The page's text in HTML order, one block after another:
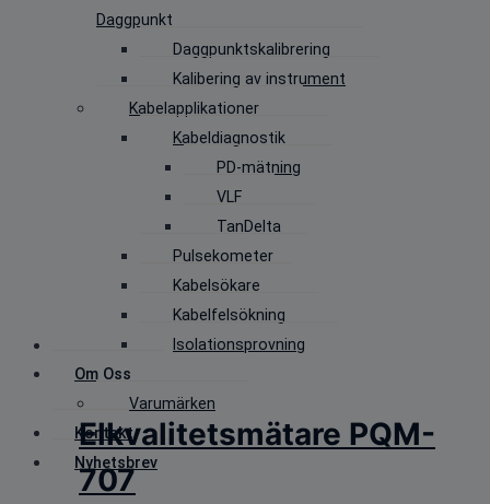
Daggpunkt
Daggpunktskalibrering
Kalibering av instrument
Kabelapplikationer
Kabeldiagnostik
PD-mätning
VLF
TanDelta
Pulsekometer
Kabelsökare
Kabelfelsökning
Isolationsprovning
Om Oss
Varumärken
Kontakt
Nyhetsbrev
Elkvalitetsmätare PQM-
707